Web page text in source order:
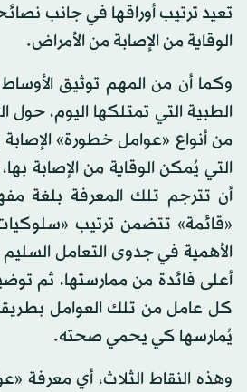
تعيد ترتيب أوراقها في جانب
الوقاية من الإصابة من الأمراض.
وكما أن من المهم توثيق
الطبية التي تمتلكها اليوم، حول
من أنواع «عوامل خطورة»
التي يُمكن الوقاية من الإصابة
أن تترجم تلك المعرفة بلغة
«قائمة» تتضمن ترتيب
الأهمية في جدوى التعامل
أعلى فائدة من ممارستها، ثم
كل عامل من تلك العوامل
يُمارسها كي يحمي صحته.
وهذه النقاط الثلاث، أي معرفة